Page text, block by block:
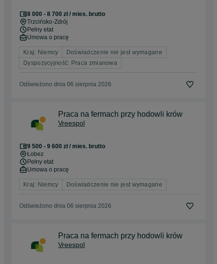
8 000 - 8 700 zł / mies. brutto
Trzcińsko-Zdrój
Pełny etat
Umowa o pracę
Kraj: Niemcy
Doświadczenie nie jest wymagane
Dyspozycyjność: Praca zmianowa
Odświeżono dnia 06 sierpnia 2026
Praca na fermach przy hodowli krów
Vreespol
9 500 - 9 600 zł / mies. brutto
Łobez
Pełny etat
Umowa o pracę
Kraj: Niemcy Doświadczenie nie jest wymagane
Odświeżono dnia 06 sierpnia 2026
Praca na fermach przy hodowli krów
Vreespol